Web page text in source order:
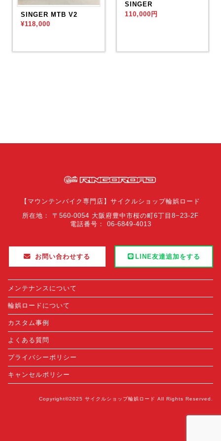
SINGER MTB V2
¥118,000
SINGER
110,000円
【マウンテンバイク専門店】サイクルショップ輪娯ロード
所在地： 〒560-0054 大阪府豊中市桜の町6丁目8−23-2F
電話番号： 06-6849-4013
お問い合わせする LINE友達追加をする
メンテナンスについて
輪娯ロードについて
カスタム事例
よくある質問
プライバシーポリシー
キャンセルポリシー
Copyright©2025 サイクルショップ輪娯ロード All Rights Reserved.